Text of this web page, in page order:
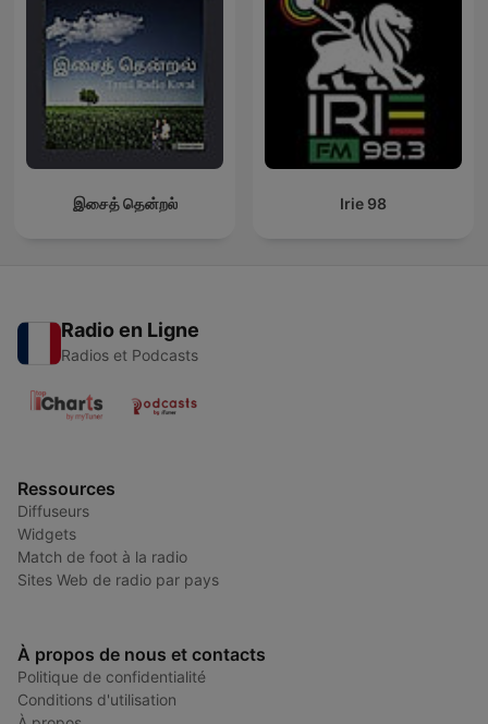
இசைத் தென்றல் Irie 98
Radio en Ligne
Radios et Podcasts
Ressources
Diffuseurs
Widgets
Match de foot à la radio
Sites Web de radio par pays
À propos de nous et contacts
Politique de confidentialité
Conditions d'utilisation